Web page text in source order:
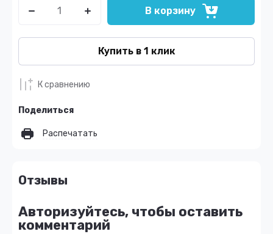
В корзину
Купить в 1 клик
К сравнению
Поделиться
Распечатать
Отзывы
Авторизуйтесь, чтобы оставить
комментарий